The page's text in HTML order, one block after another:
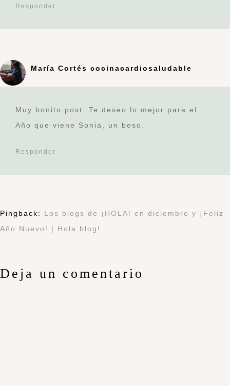
Responder
María Cortés cocinacardiosaludable
Muy bonito post. Te deseo lo mejor para el
Año que viene Sonia, un beso.
Responder
Pingback: Los blogs de ¡HOLA! en diciembre y ¡Feliz
Año Nuevo! | Hola blog!
Deja un comentario